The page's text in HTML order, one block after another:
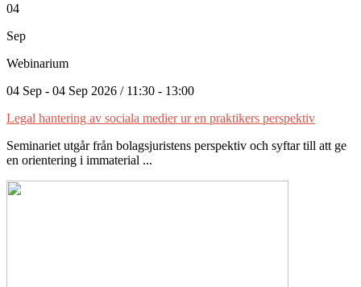
04
Sep
Webinarium
04 Sep - 04 Sep 2026 / 11:30 - 13:00
Legal hantering av sociala medier ur en praktikers perspektiv
Seminariet utgår från bolagsjuristens perspektiv och syftar till att ge
en orientering i immaterial ...